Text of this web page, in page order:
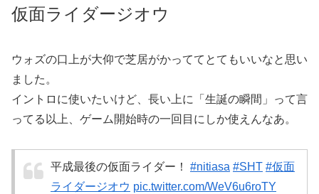
仮面ライダージオウ
ウォズの口上が大仰で芝居がかっててとてもいいなと思い
ました。
イントロに使いたいけど、長い上に「生誕の瞬間」って言
ってる以上、ゲーム開始時の一回目にしか使えんなあ。
平成最後の仮面ライダー！ #nitiasa #SHT #仮面
ライダージオウ pic.twitter.com/WeV6u6roTY